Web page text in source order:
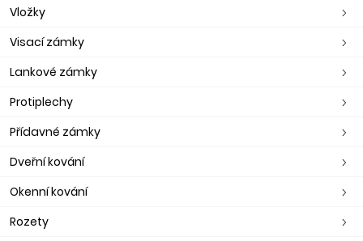
Vložky
Visací zámky
Lankové zámky
Protiplechy
Přídavné zámky
Dveřní kování
Okenní kování
Rozety